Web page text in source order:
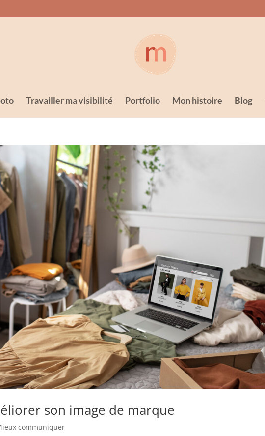
Travailler ma visibilité Portfolio Mon histoire Blog
son image de marque
communiquer